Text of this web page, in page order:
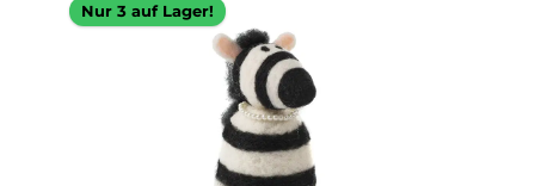
Nur 3 auf Lager!